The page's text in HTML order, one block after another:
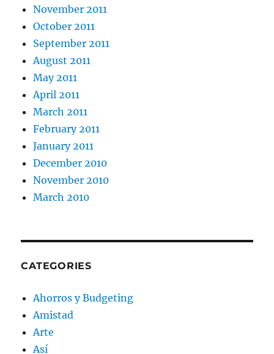
November 2011
October 2011
September 2011
August 2011
May 2011
April 2011
March 2011
February 2011
January 2011
December 2010
November 2010
March 2010
CATEGORIES
Ahorros y Budgeting
Amistad
Arte
Así